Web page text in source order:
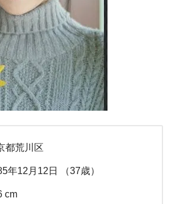
都荒川区
年12月12日 （37歳）